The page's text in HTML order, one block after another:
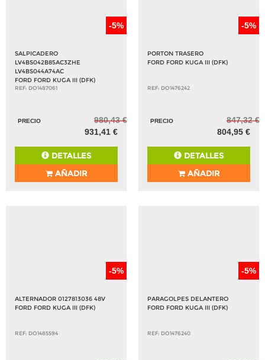
-5%
SALPICADERO
LV4BS042B85AC3ZHE
LV4BS044A74AC
FORD FORD KUGA III (DFK)
REF: DO1487061
PRECIO
980,43 €
931,41 €
DETALLES
AÑADIR
-5%
PORTON TRASERO
FORD FORD KUGA III (DFK)
REF: DO1476242
PRECIO
847,32 €
804,95 €
DETALLES
AÑADIR
-5%
ALTERNADOR 0127813036 48V
FORD FORD KUGA III (DFK)
REF: DO1485594
-5%
PARAGOLPES DELANTERO
FORD FORD KUGA III (DFK)
REF: DO1476240